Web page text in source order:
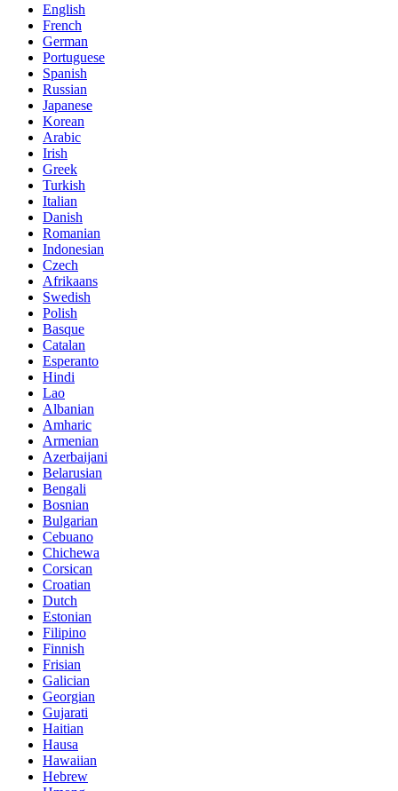
English
French
German
Portuguese
Spanish
Russian
Japanese
Korean
Arabic
Irish
Greek
Turkish
Italian
Danish
Romanian
Indonesian
Czech
Afrikaans
Swedish
Polish
Basque
Catalan
Esperanto
Hindi
Lao
Albanian
Amharic
Armenian
Azerbaijani
Belarusian
Bengali
Bosnian
Bulgarian
Cebuano
Chichewa
Corsican
Croatian
Dutch
Estonian
Filipino
Finnish
Frisian
Galician
Georgian
Gujarati
Haitian
Hausa
Hawaiian
Hebrew